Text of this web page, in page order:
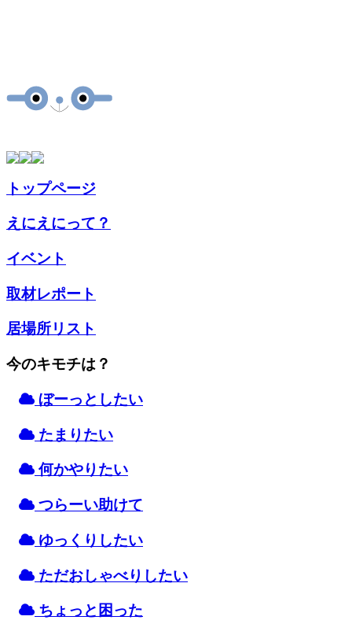
トップページ
えにえにって？
イベント
取材レポート
居場所リスト
今のキモチは？
ぼーっとしたい
たまりたい
何かやりたい
つらーい助けて
ゆっくりしたい
ただおしゃべりしたい
ちょっと 困 った